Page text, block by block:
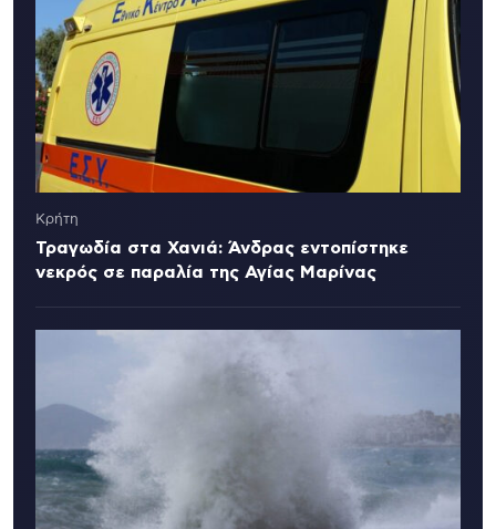
Κρήτη
Τραγωδία στα Χανιά: Άνδρας εντοπίστηκε
νεκρός σε παραλία της Αγίας Μαρίνας